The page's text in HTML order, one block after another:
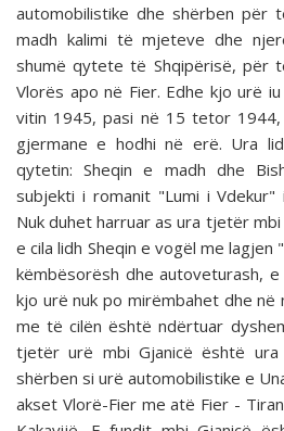
automobilistike dhe shërben për
madh kalimi të mjeteve dhe
shumë qytete të Shqipërisë, për
Vlorës apo në Fier. Edhe kjo urë
vitin 1945, pasi në 15 tetor
gjermane e hodhi në erë. Ura
qytetin: Sheqin e madh dhe
subjekti i romanit "Lumi i Vdekur"
Nuk duhet harruar as ura tjetër
e cila lidh Sheqin e vogël me
këmbësorësh dhe autoveturash,
kjo urë nuk po mirëmbahet dhe
me të cilën është ndërtuar
tjetër urë mbi Gjanicë është
shërben si urë automobilistike e
akset Vlorë-Fier me atë Fier -